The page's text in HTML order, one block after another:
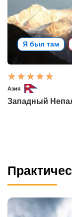
Я был там
Азия
Западный